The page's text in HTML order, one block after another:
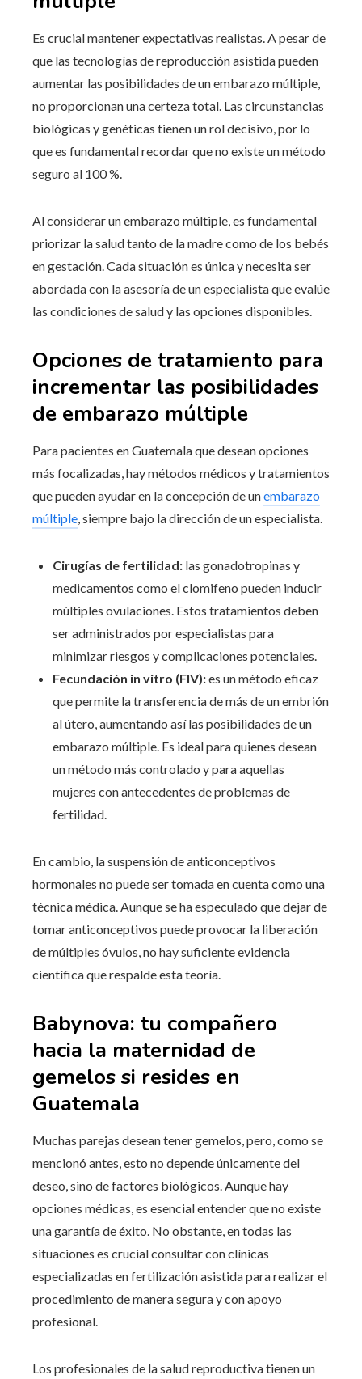
Es crucial mantener expectativas realistas. A pesar de
que las tecnologías de reproducción asistida pueden
aumentar las posibilidades de un embarazo múltiple,
no proporcionan una certeza total. Las circunstancias
biológicas y genéticas tienen un rol decisivo, por lo
que es fundamental recordar que no existe un método
seguro al 100 %.
Al considerar un embarazo múltiple, es fundamental
priorizar la salud tanto de la madre como de los bebés
en gestación. Cada situación es única y necesita ser
abordada con la asesoría de un especialista que evalúe
las condiciones de salud y las opciones disponibles.
Opciones de tratamiento para
incrementar las posibilidades
de embarazo múltiple
Para pacientes en Guatemala que desean opciones
más focalizadas, hay métodos médicos y tratamientos
que pueden ayudar en la concepción de unembarazo
múltiple, siempre bajo la dirección de un especialista.
Cirugías de fertilidad: las gonadotropinas y
medicamentos como el clomifeno pueden inducir
múltiples ovulaciones. Estos tratamientos deben
ser administrados por especialistas para
minimizar riesgos y complicaciones potenciales.
Fecundación in vitro (FIV):es un método eficaz
que permite la transferencia de más de un embrión
al útero, aumentando así las posibilidades de un
embarazo múltiple. Es ideal para quienes desean
un método más controlado y para aquellas
mujeres con antecedentes de problemas de
fertilidad.
En cambio, la suspensión de anticonceptivos
hormonales no puede ser tomada en cuenta como una
técnica médica. Aunque se ha especulado que dejar de
tomar anticonceptivos puede provocar la liberación
de múltiples óvulos, no hay suficiente evidencia
científica que respalde esta teoría.
Babynova: tu compañero
hacia la maternidad de
gemelos si resides en
Guatemala
Muchas parejas desean tener gemelos, pero, como se
mencionó antes, esto no depende únicamente del
deseo, sino de factores biológicos. Aunque hay
opciones médicas, es esencial entender que no existe
una garantía de éxito. No obstante, en todas las
situaciones es crucial consultar con clínicas
especializadas en fertilización asistida para realizar el
procedimiento de manera segura y con apoyo
profesional.
Los profesionales de la salud reproductiva tienen un